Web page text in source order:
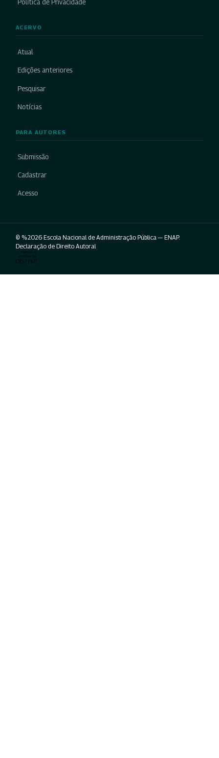
Política de Privacidade
ACERVO
Atual
Edições anteriores
Pesquisar
Notícias
PARA AUTORES
Submissão
Cadastrar
Acesso
© %2026 Escola Nacional de Administração Pública — ENAP.
Declaração de Direito Autoral